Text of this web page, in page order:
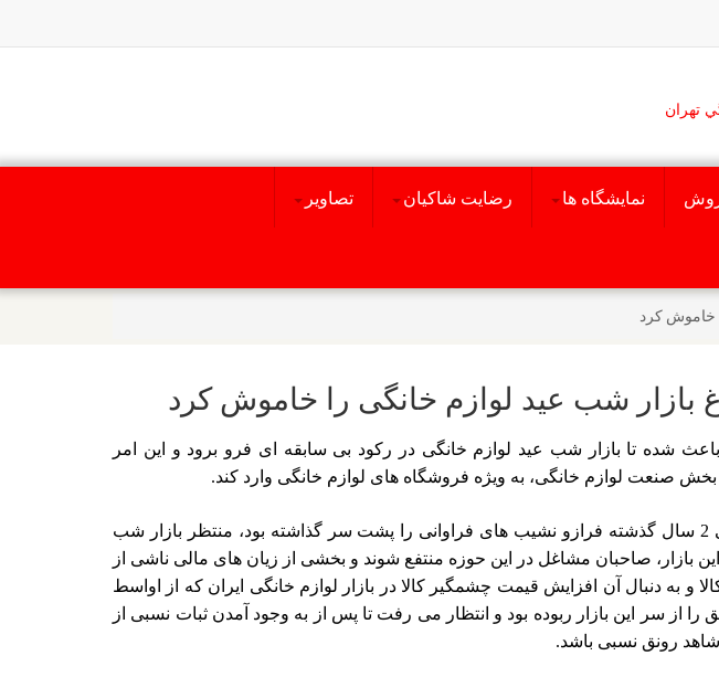
نمایشگاه ها رضایت شاکیان تصاویر
خاموش کرد
بازار شب عید لوازم خانگی را خاموش کرد
شده تا بازار شب عید لوازم خانگی در رکود بی سابقه ای فرو برود و این امر
صنعت لوازم خانگی، به ویژه فروشگاه های لوازم خانگی وارد کند.
بازار لوازم خانگی ایران که طی 2 سال گذشته فرازو نشیب های فراوانی را پشت سر گذاشته بود، منتظر بازار شب
این بازار، صاحبان مشاغل در این حوزه منتفع شوند و بخشی از زیان های مالی ناشی از
و به دنبال آن افزایش قیمت چشمگیر کالا در بازار لوازم خانگی ایران که از اواسط
رونق را از سر این بازار ربوده بود و انتظار می رفت تا پس از به وجود آمدن ثبات نسبی از